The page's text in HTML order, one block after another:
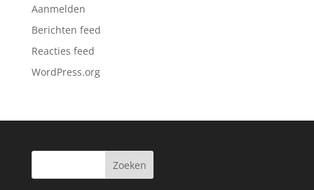
Aanmelden
Berichten feed
Reacties feed
WordPress.org